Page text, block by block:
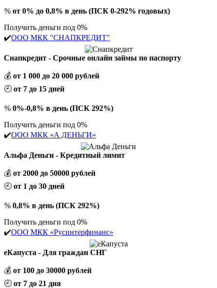
% от 0% до 0,8% в день (ПСК 0-292% годовых)
Получить деньги под 0%
✔️ООО МКК "СНАПКРЕДИТ"
Снапкредит - Срочные онлайн займы по паспорту
💰 от 1 000 до 20 000 рублей
🕘 от 7 до 15 дней
% 0%-0,8% в день (ПСК 292%)
Получить деньги под 0%
✔️ООО МКК «А ДЕНЬГИ»
Альфа Деньги - Кредитный лимит
💰 от 2000 до 50000 рублей
🕘 от 1 до 30 дней
% 0,8% в день (ПСК 292%)
Получить деньги под 0%
✔️ООО МКК «Русинтерфинанс»
еКапуста - Для граждан СНГ
💰 от 100 до 30000 рублей
🕘 от 7 до 21 дня